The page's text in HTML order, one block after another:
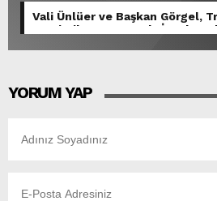
Vali Ünlüer ve Başkan Görgel,
Demirciler Çarşısı’nda
YORUM YAP